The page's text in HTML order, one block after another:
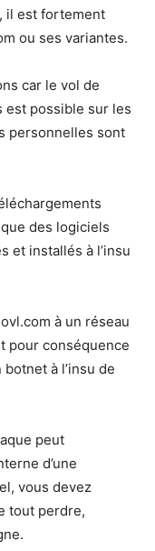
il est fortement
ou ses variantes.
car le vol de
est possible sur les
personnelles sont
des logiciels
et installés à l’insu
à un réseau
pour conséquence
à l’insu de
peut
d’une
vous devez
tout perdre,